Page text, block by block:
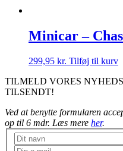
Minicar –
299,95 kr. Tilføj til kurv
TILMELD VORES
TILSENDT!
Ved at benytte formularen
op til 6 mdr. Læs mere her.
Nyhedsbrev